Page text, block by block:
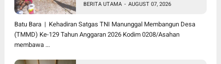
Maghribi yang Mulai Rapuh
BERITA UTAMA - AUGUST 07, 2026
Batu Bara | Kehadiran Satgas TNI Manunggal Membangun Desa
(TMMD) Ke-129 Tahun Anggaran 2026 Kodim 0208/Asahan
membawa ...